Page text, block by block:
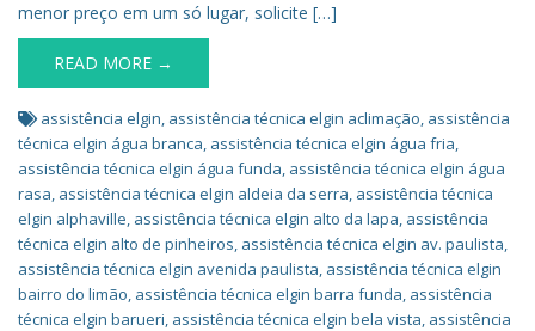
menor preço em um só lugar, solicite […]
READ MORE →
assistência elgin, assistência técnica elgin aclimação, assistência
técnica elgin água branca, assistência técnica elgin água fria,
assistência técnica elgin água funda, assistência técnica elgin água
rasa, assistência técnica elgin aldeia da serra, assistência técnica
elgin alphaville, assistência técnica elgin alto da lapa, assistência
técnica elgin alto de pinheiros, assistência técnica elgin av. paulista,
assistência técnica elgin avenida paulista, assistência técnica elgin
bairro do limão, assistência técnica elgin barra funda, assistência
técnica elgin barueri, assistência técnica elgin bela vista, assistência